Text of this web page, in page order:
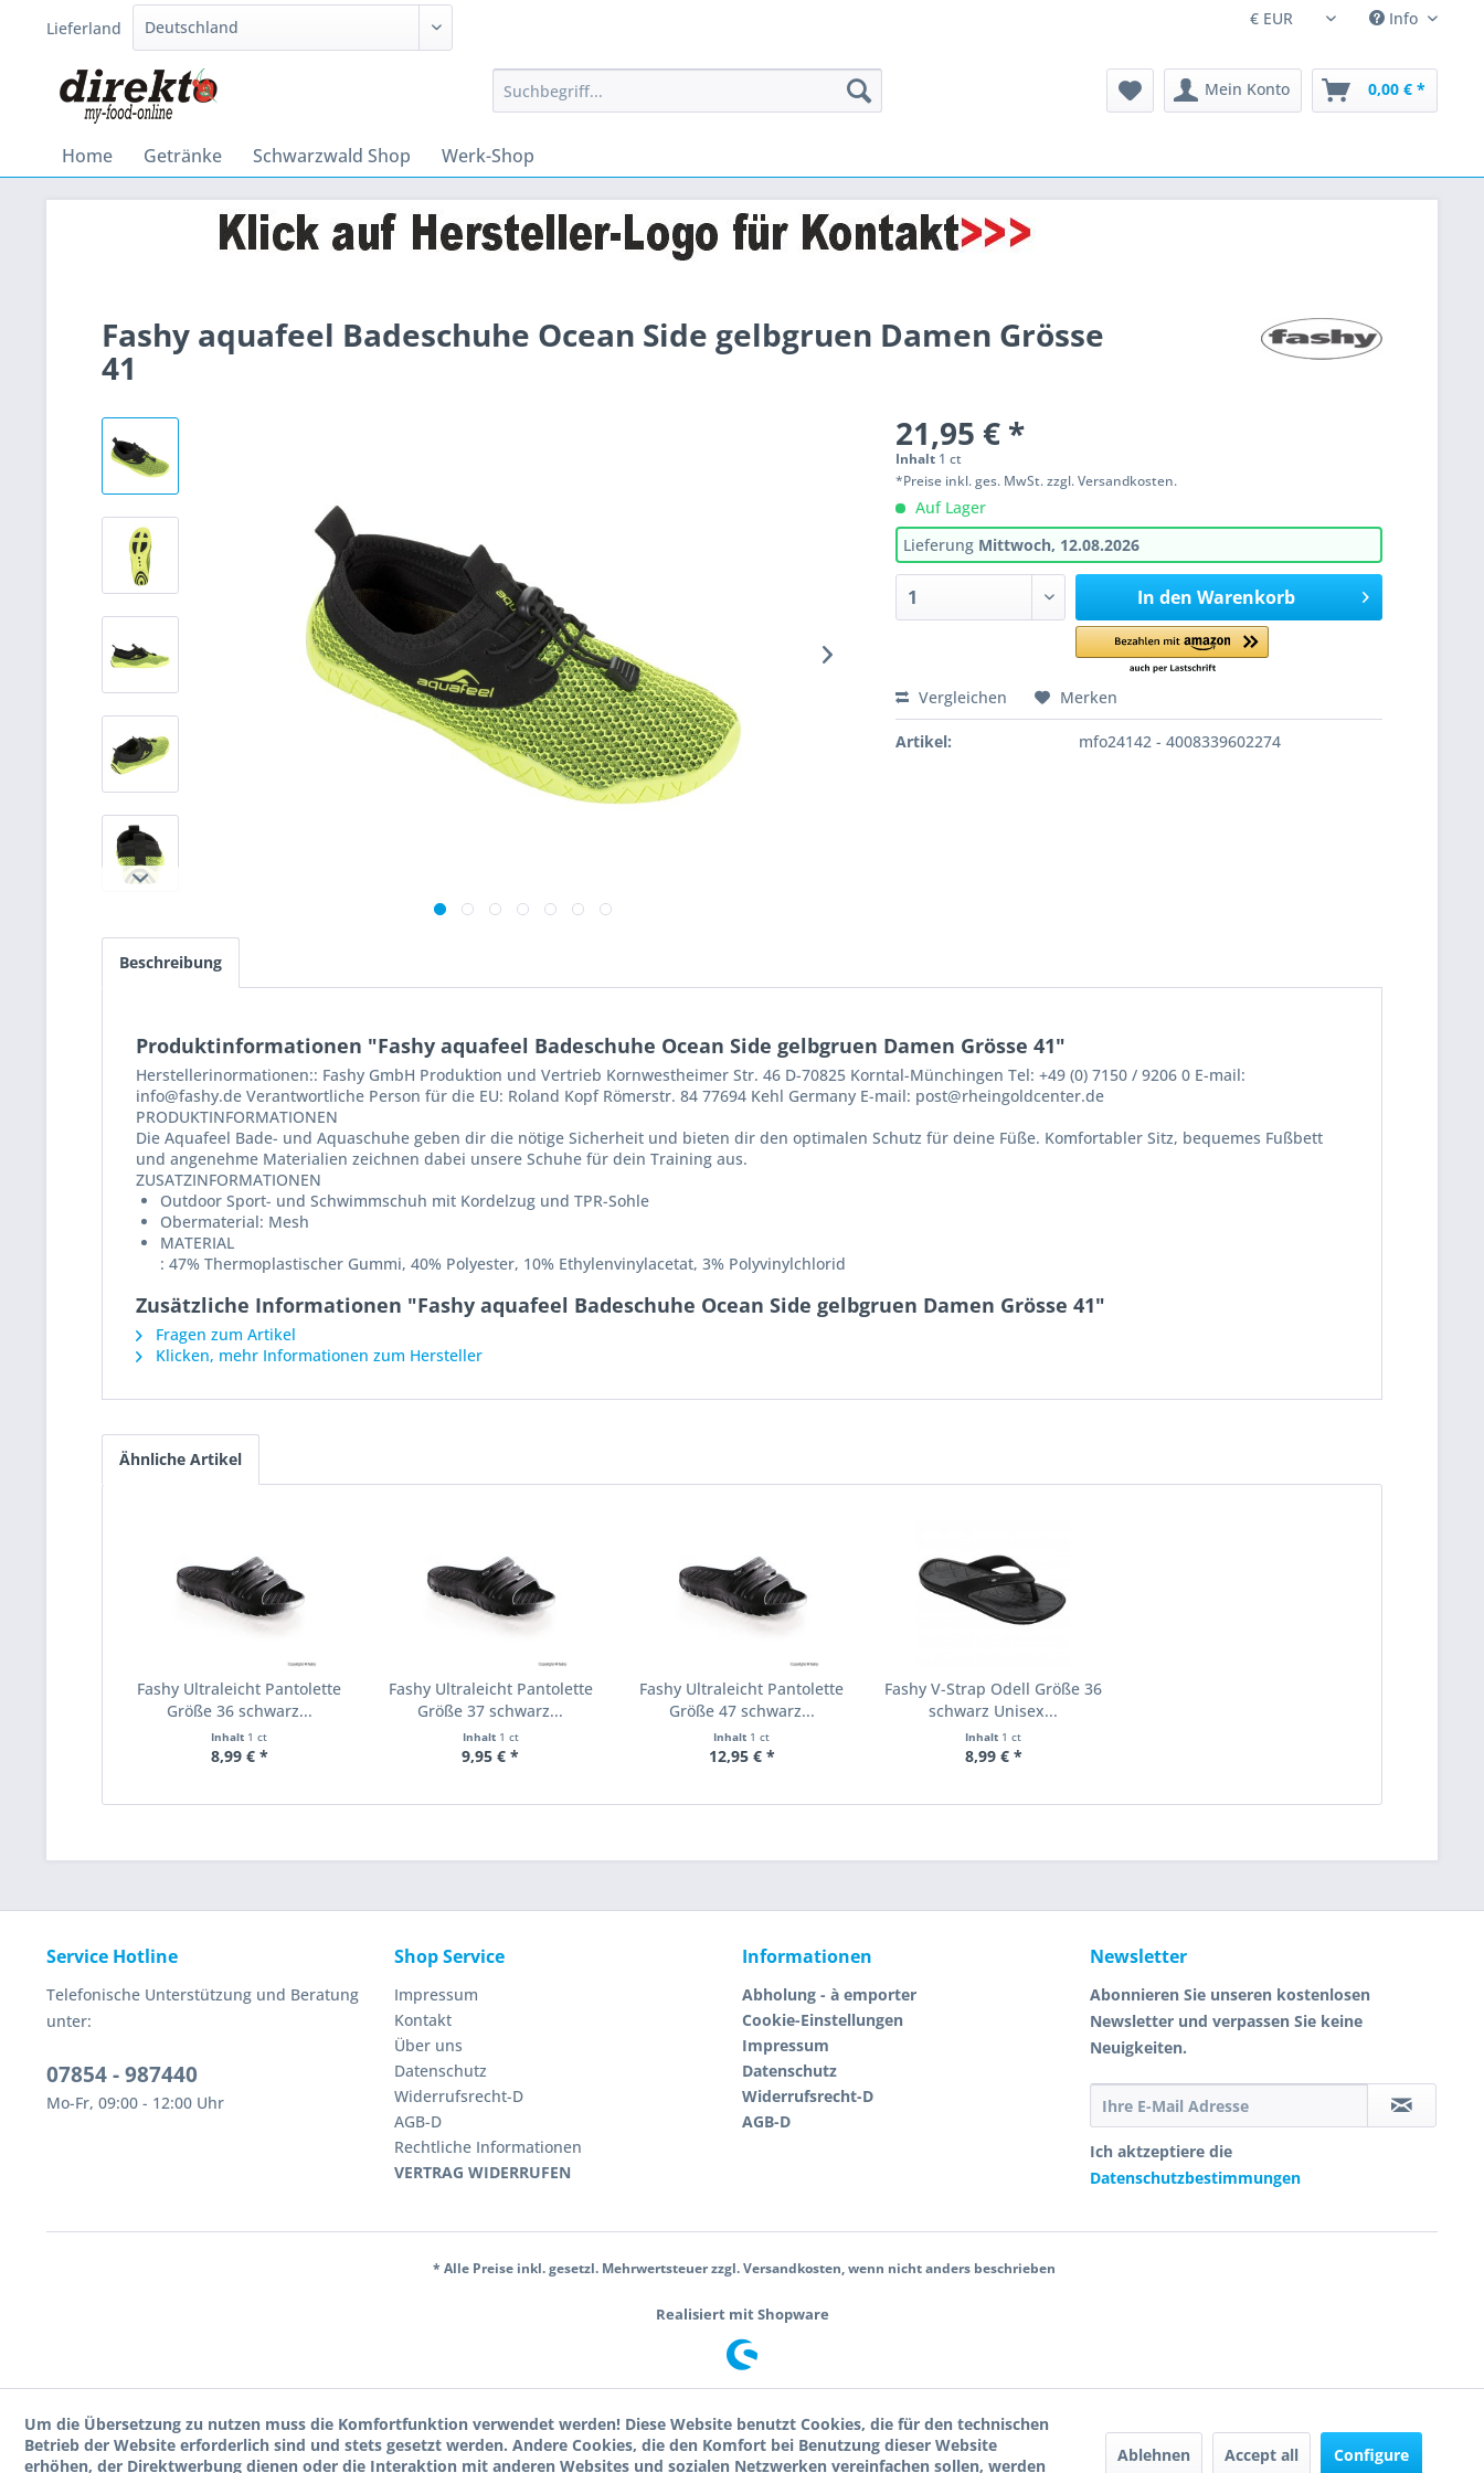
Info
Lieferland
Mein Konto 0,00 € *
Home Getränke Schwarzwald Shop Werk-Shop
Fashy aquafeel Badeschuhe Ocean Side gelbgruen Damen Grösse
41
21,95 € *
Inhalt 1 ct
*Preise inkl. ges. MwSt. zzgl. Versandkosten.
Auf Lager
Lieferung Mittwoch, 12.08.2026
In den Warenkorb
Vergleichen Merken
Artikel: mfo24142 - 4008339602274
Beschreibung
Produktinformationen "Fashy aquafeel Badeschuhe Ocean Side gelbgruen Damen Grösse 41"
Herstellerinormationen:: Fashy GmbH Produktion und Vertrieb Kornwestheimer Str. 46 D-70825 Korntal-Münchingen Tel: +49 (0) 7150 / 9206 0 E-mail:
info@fashy.de Verantwortliche Person für die EU: Roland Kopf Römerstr. 84 77694 Kehl Germany E-mail: post@rheingoldcenter.de
PRODUKTINFORMATIONEN
Die Aquafeel Bade- und Aquaschuhe geben dir die nötige Sicherheit und bieten dir den optimalen Schutz für deine Füße. Komfortabler Sitz, bequemes Fußbett
und angenehme Materialien zeichnen dabei unsere Schuhe für dein Training aus.
ZUSATZINFORMATIONEN
Outdoor Sport- und Schwimmschuh mit Kordelzug und TPR-Sohle
Obermaterial: Mesh
MATERIAL
: 47% Thermoplastischer Gummi, 40% Polyester, 10% Ethylenvinylacetat, 3% Polyvinylchlorid
Zusätzliche Informationen "Fashy aquafeel Badeschuhe Ocean Side gelbgruen Damen Grösse 41"
Fragen zum Artikel
Klicken, mehr Informationen zum Hersteller
Ähnliche Artikel
Fashy Ultraleicht Pantolette
Größe 36 schwarz...
Inhalt 1 ct
8,99 € *
Fashy Ultraleicht Pantolette
Größe 37 schwarz...
Inhalt 1 ct
9,95 € *
Fashy Ultraleicht Pantolette
Größe 47 schwarz...
Inhalt 1 ct
12,95 € *
Fashy V-Strap Odell Größe 36
schwarz Unisex...
Inhalt 1 ct
8,99 € *
Service Hotline
Telefonische Unterstützung und Beratung
unter:
07854 - 987440
Mo-Fr, 09:00 - 12:00 Uhr
Shop Service
Impressum
Kontakt
Über uns
Datenschutz
Widerrufsrecht-D
AGB-D
Rechtliche Informationen
VERTRAG WIDERRUFEN
Informationen
Abholung - à emporter
Cookie-Einstellungen
Impressum
Datenschutz
Widerrufsrecht-D
AGB-D
Newsletter
Abonnieren Sie unseren kostenlosen
Newsletter und verpassen Sie keine
Neuigkeiten.
Ich aktzeptiere die
Datenschutzbestimmungen
* Alle Preise inkl. gesetzl. Mehrwertsteuer zzgl. Versandkosten, wenn nicht anders beschrieben
Realisiert mit Shopware
Um die Übersetzung zu nutzen muss die Komfortfunktion verwendet werden! Diese Website benutzt Cookies, die für den technischen
Betrieb der Website erforderlich sind und stets gesetzt werden. Andere Cookies, die den Komfort bei Benutzung dieser Website
erhöhen, der Direktwerbung dienen oder die Interaktion mit anderen Websites und sozialen Netzwerken vereinfachen sollen, werden
Ablehnen Accept all Configure